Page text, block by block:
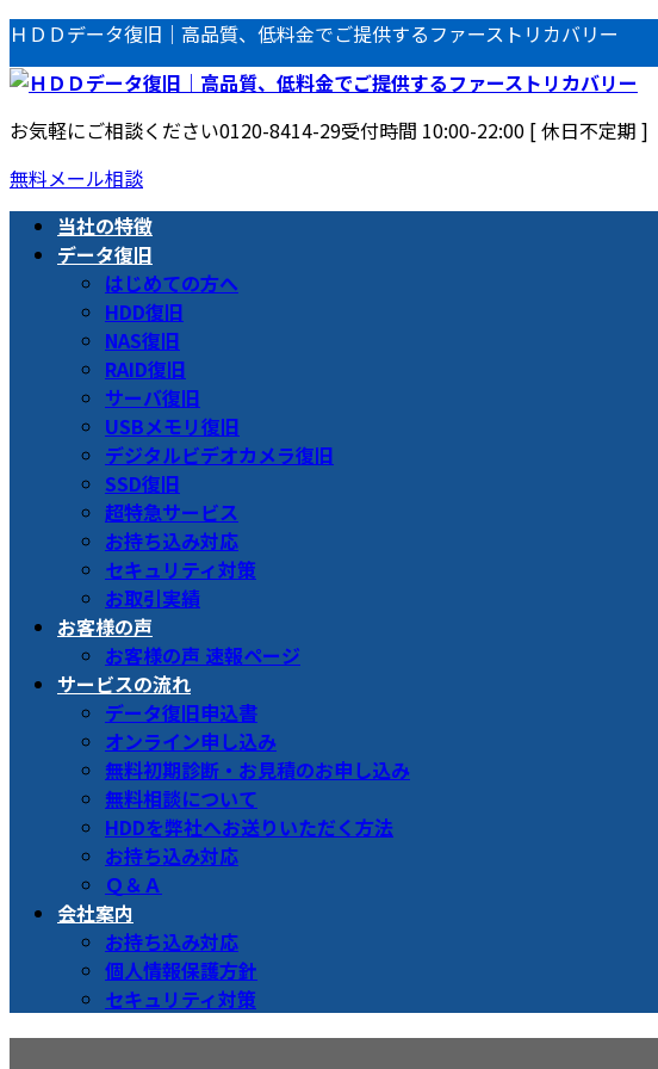
コ
ン
テ
ン
ツ
へ
ス
ナ
ビ
ゲ
ー
シ
ョ
ン
ＨＤＤデータ復旧｜高品質、低料金でご提供するファーストリカバリー
お気軽にご相談ください0120-8414-29受付時間 10:00-22:00 [ 休日不定期 ]
無料メール相談
当社の特徴
データ復旧
はじめての方へ
HDD復旧
NAS復旧
RAID復旧
サーバ復旧
USBメモリ復旧
デジタルビデオカメラ復旧
SSD復旧
超特急サービス
お持ち込み対応
セキュリティ対策
お取引実績
お客様の声
お客様の声 速報ページ
サービスの流れ
データ復旧申込書
オンライン申し込み
無料初期診断・お見積のお申し込み
無料相談について
HDDを弊社へお送りいただく方法
お持ち込み対応
Ｑ＆Ａ
会社案内
お持ち込み対応
個人情報保護方針
セキュリティ対策